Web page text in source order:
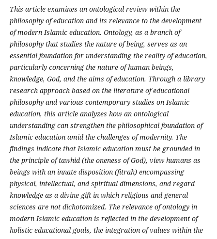
This article examines an ontological review within the
philosophy of education and its relevance to the development
of modern Islamic education. Ontology, as a branch of
philosophy that studies the nature of being, serves as an
essential foundation for understanding the reality of education,
particularly concerning the nature of human beings,
knowledge, God, and the aims of education. Through a library
research approach based on the literature of educational
philosophy and various contemporary studies on Islamic
education, this article analyzes how an ontological
understanding can strengthen the philosophical foundation of
Islamic education amid the challenges of modernity. The
findings indicate that Islamic education must be grounded in
the principle of tawhid (the oneness of God), view humans as
beings with an innate disposition (fitrah) encompassing
physical, intellectual, and spiritual dimensions, and regard
knowledge as a divine gift in which religious and general
sciences are not dichotomized. The relevance of ontology in
modern Islamic education is reflected in the development of
holistic educational goals, the integration of values within the